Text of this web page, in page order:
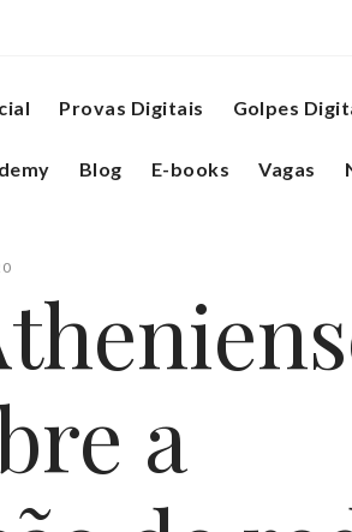
Provas Digitais Golpes
Blog E-books Vagas
a